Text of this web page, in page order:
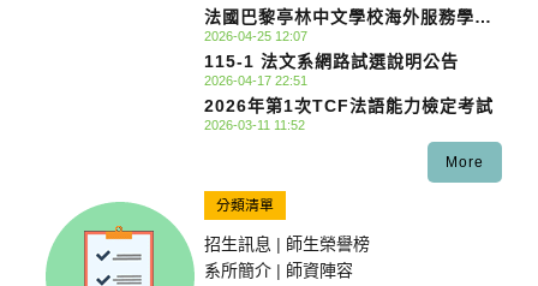
法國巴黎亭林中文學校海外服務學習
公告 (2026暑假)
2026-04-25 12:07
115-1 法文系網路試選說明公告
2026-04-17 22:51
2026年第1次TCF法語能力檢定考試
2026-03-11 11:52
More
分類清單
招生訊息 | 師生榮譽榜
系所簡介 | 師資陣容